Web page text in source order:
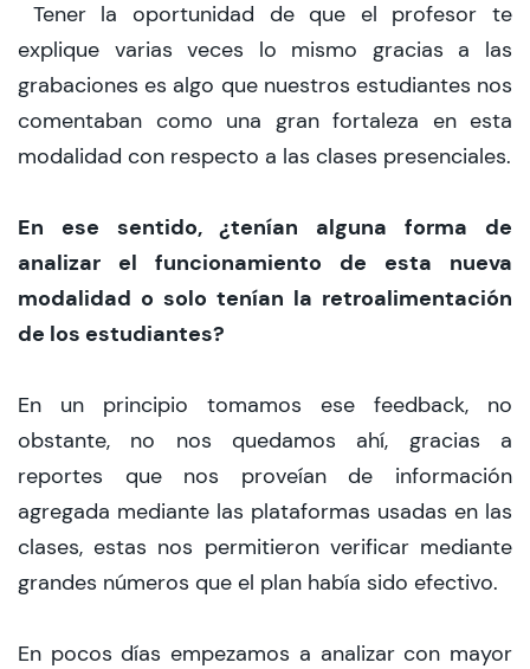
Tener la oportunidad de que el profesor te
explique varias veces lo mismo gracias a las
grabaciones es algo que nuestros estudiantes nos
comentaban como una gran fortaleza en esta
modalidad con respecto a las clases presenciales.
En ese sentido, ¿tenían alguna forma de
analizar el funcionamiento de esta nueva
modalidad o solo tenían la retroalimentación
de los estudiantes?
En un principio tomamos ese feedback, no
obstante, no nos quedamos ahí, gracias a
reportes que nos proveían de información
agregada mediante las plataformas usadas en las
clases, estas nos permitieron verificar mediante
grandes números que el plan había sido efectivo.
En pocos días empezamos a analizar con mayor